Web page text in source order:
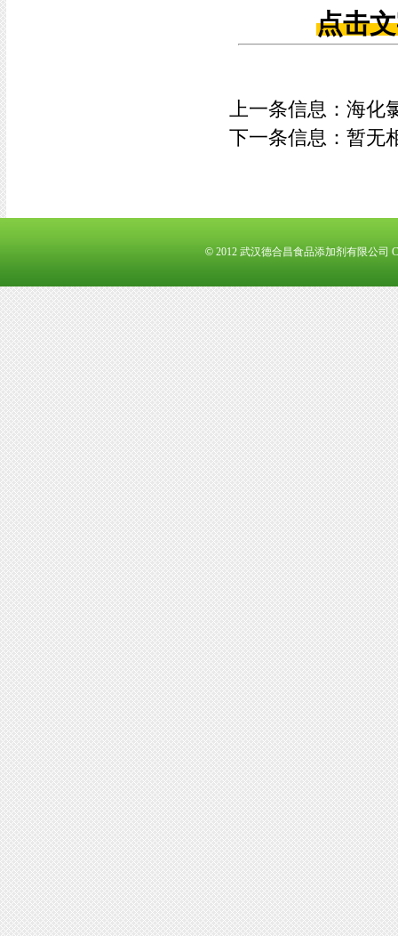
点击
上一条信息： 海化
下一条信息：暂无
©2012 武汉德合昌食品添加剂有限公司